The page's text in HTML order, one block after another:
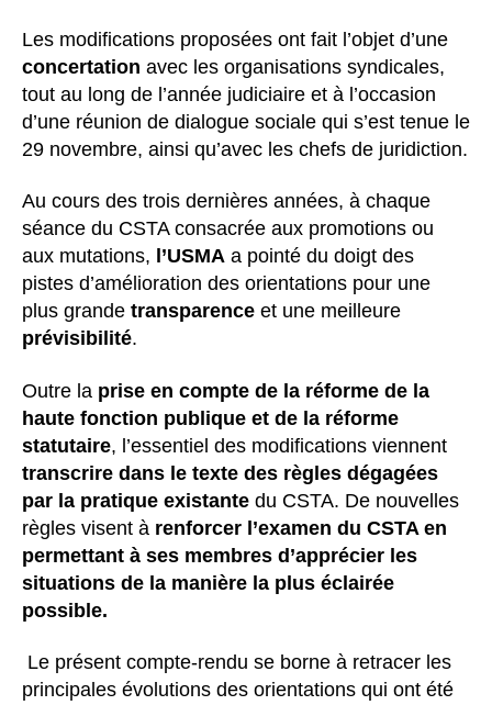
Les modifications proposées ont fait l’objet d’une
concertation avec les organisations syndicales,
tout au long de l’année judiciaire et à l’occasion
d’une réunion de dialogue sociale qui s’est tenue le
29 novembre, ainsi qu’avec les chefs de juridiction.
Au cours des trois dernières années, à chaque
séance du CSTA consacrée aux promotions ou
aux mutations, l’USMA a pointé du doigt des
pistes d’amélioration des orientations pour une
plus grande transparence et une meilleure
prévisibilité.
Outre la prise en compte de la réforme de la
haute fonction publique et de la réforme
statutaire, l’essentiel des modifications viennent
transcrire dans le texte des règles dégagées
par la pratique existante du CSTA. De nouvelles
règles visent à renforcer l’examen du CSTA en
permettant à ses membres d’apprécier les
situations de la manière la plus éclairée
possible.
Le présent compte-rendu se borne à retracer les
principales évolutions des orientations qui ont été